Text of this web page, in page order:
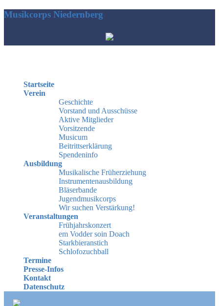
Musikcorps Niedernberg
Startseite
Verein
Geschichte
Vorstand und Ausschüsse
Aktive Mitglieder
Vorsitzende
Musicum
Beitrittserklärung
Spendeninfo
Ausbildung
Musikalische Früherziehung
Instrumentenausbildung
Bläserbande
Jugendmusikcorps
Wir suchen Verstärkung!
Veranstaltungen
Frühjahrskonzert
em Vodder soin Doach
Starkbieranstich
Schlofozuchball
Termine
Presse-Infos
Kontakt
Datenschutz